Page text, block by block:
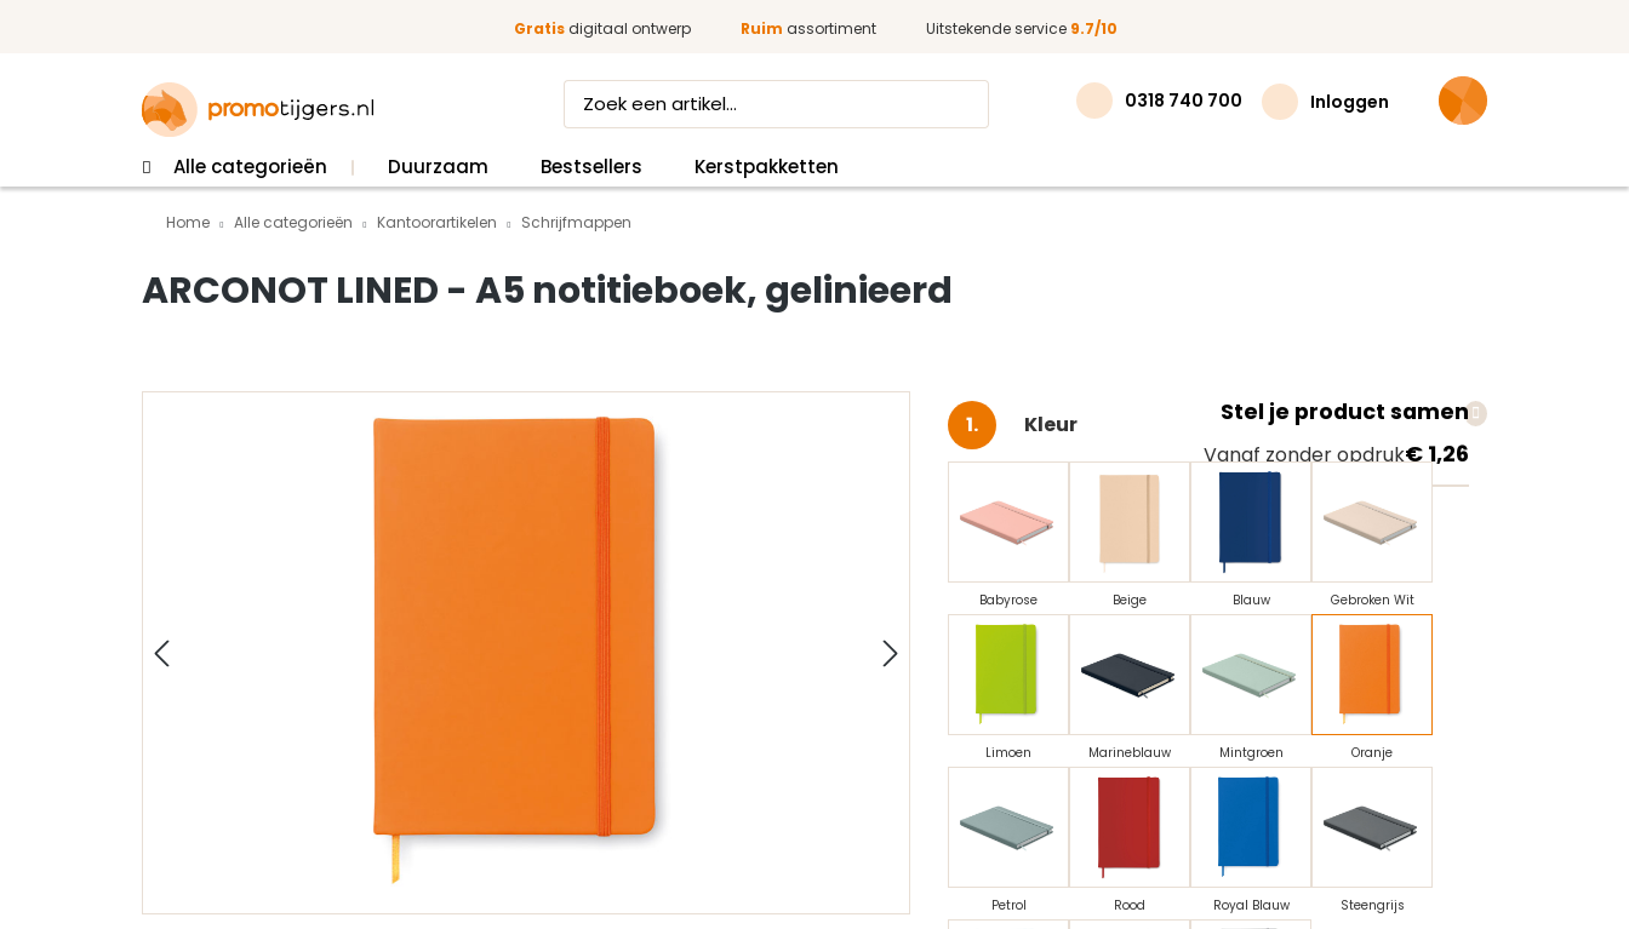
Gratisdigitaal ontwerp Ruim assortiment Uitstekende service 9.7/10
0318 740 700 Inloggen
Alle categorieën Duurzaam Bestsellers Kerstpakketten
Home Alle categorieën Kantoorartikelen Schrijfmappen
ARCONOT LINED - A5 notitieboek, gelinieerd
Stel je product samen
Vanaf zonder opdruk€ 1,26
Selecteer
Kleur
Babyrose Beige Blauw Gebroken Wit
Limoen Marineblauw Mintgroen Oranje
Petrol Rood Royal Blauw Steengrijs